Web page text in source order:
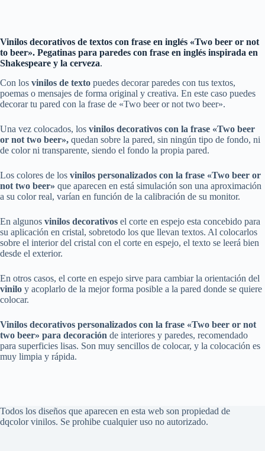
Vinilos decorativos de textos con frase en inglés «Two beer or not
to beer». Pegatinas para paredes con frase en inglés inspirada en
Shakespeare y la cerveza.
Con los vinilos de texto puedes decorar paredes con tus textos,
poemas o mensajes de forma original y creativa. En este caso puedes
decorar tu pared con la frase de «Two beer or not two beer».
Una vez colocados, los vinilos decorativos con la frase «Two beer
or not two beer», quedan sobre la pared, sin ningún tipo de fondo, ni
de color ni transparente, siendo el fondo la propia pared.
Los colores de los vinilos personalizados con la frase «Two beer or
not two beer» que aparecen en está simulación son una aproximación
a su color real, varían en función de la calibración de su monitor.
En algunos vinilos decorativos el corte en espejo esta concebido para
su aplicación en cristal, sobretodo los que llevan textos. Al colocarlos
sobre el interior del cristal con el corte en espejo, el texto se leerá bien
desde el exterior.
En otros casos, el corte en espejo sirve para cambiar la orientación del
vinilo y acoplarlo de la mejor forma posible a la pared donde se quiere
colocar.
Vinilos decorativos personalizados con la frase «Two beer or not
two beer» para decoración de interiores y paredes, recomendado
para superficies lisas. Son muy sencillos de colocar, y la colocación es
muy limpia y rápida.
Todos los diseños que aparecen en esta web son propiedad de
dqcolor vinilos. Se prohibe cualquier uso no autorizado.